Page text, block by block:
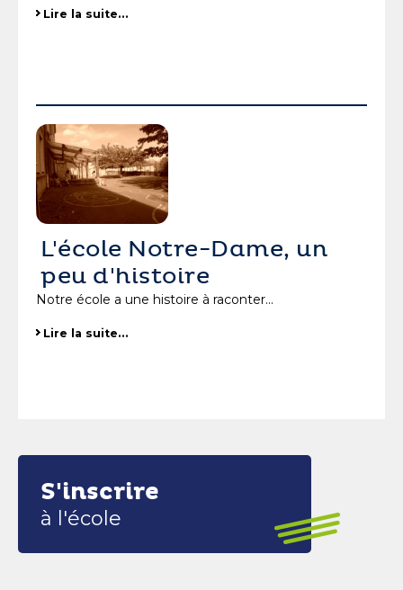
Lire la suite…
L'école Notre-Dame, un
peu d'histoire
Notre école a une histoire à raconter...
Lire la suite…
S'inscrire
à l'école